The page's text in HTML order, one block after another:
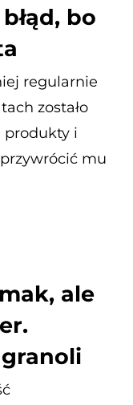
bo
regularnie
zostało
produkty i
mu
ale